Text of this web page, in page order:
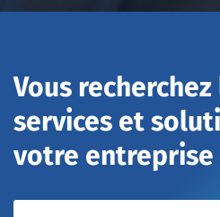
Vous
services et
votre entreprise